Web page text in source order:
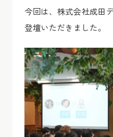
今回は、株式会社成田
登壇いただきました。